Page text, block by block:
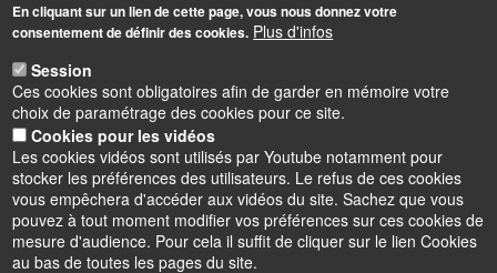
Informations
UFR Sciences et Techniques
1, rue de Chartres, 45100 Orléans
02 38 41 71 78
En cliquant sur un lien de cette page, vous nous donnez votre
consentement de définir des cookies. Plus d'infos
Session
Ces cookies sont obligatoires afin de garder en mémoire votre
choix de paramétrage des cookies pour ce site.
Cookies pour les vidéos
Les cookies vidéos sont utilisés par Youtube notamment pour
stocker les préférences des utilisateurs. Le refus de ces cookies
vous empêchera d'accéder aux vidéos du site. Sachez que vous
pouvez à tout moment modifier vos préférences sur ces cookies de
mesure d'audience. Pour cela il suffit de cliquer sur le lien Cookies
au bas de toutes les pages du site.